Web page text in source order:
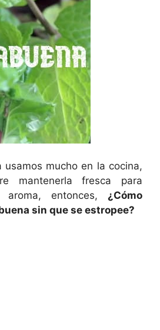
usamos mucho en la cocina,
mantenerla fresca para
entonces, ¿Cómo
sin que se estropee?